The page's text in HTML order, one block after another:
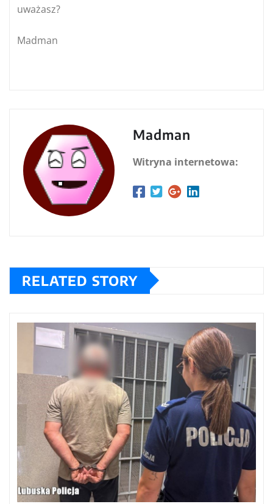
uważasz?
Madman
Madman
Witryna internetowa:
RELATED STORY